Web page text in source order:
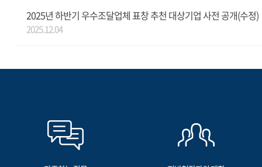
2025년 하반기 우수조달업체 표창 추천 대상기업 사전 공개(수정)
2025.12.04